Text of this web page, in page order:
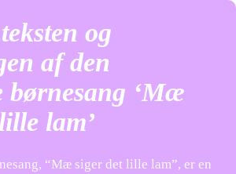
og
af den
‘Mæ
lam’
“Mæ siger det lille lam”, er en